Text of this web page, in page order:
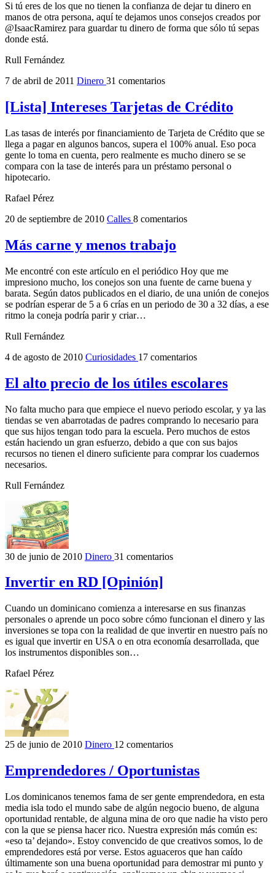
Si tú eres de los que no tienen la confianza de dejar tu dinero en
manos de otra persona, aquí te dejamos unos consejos creados por
@IsaacRamirez para guardar tu dinero de forma que sólo tú sepas
donde está.
Rull Fernández
7 de abril de 2011 Dinero 31 comentarios
[Lista] Intereses Tarjetas de Crédito
Las tasas de interés por financiamiento de Tarjeta de Crédito que se
llega a pagar en algunos bancos, supera el 100% anual. Eso poca
gente lo toma en cuenta, pero realmente es mucho dinero se se
compara con la tase de interés para un préstamo personal o
hipotecario.
Rafael Pérez
20 de septiembre de 2010 Calles 8 comentarios
Más carne y menos trabajo
Me encontré con este artículo en el periódico Hoy que me
impresiono mucho, los conejos son una fuente de carne buena y
barata. Según datos publicados en el diario, de una unión de conejos
se podrían esperar de 5 a 6 crías en un periodo de 30 a 32 días, a ese
ritmo la coneja podría parir y criar…
Rull Fernández
4 de agosto de 2010 Curiosidades 17 comentarios
El alto precio de los útiles escolares
No falta mucho para que empiece el nuevo periodo escolar, y ya las
tiendas se ven abarrotadas de padres comprando lo necesario para
que sus hijos tengan todo para la escuela. Pero muchos de estos
están haciendo un gran esfuerzo, debido a que con sus bajos
recursos no tienen el dinero suficiente para comprar los cuadernos
necesarios.
Rull Fernández
30 de junio de 2010 Dinero 31 comentarios
Invertir en RD [Opinión]
Cuando un dominicano comienza a interesarse en sus finanzas
personales o aprende un poco sobre cómo funcionan el dinero y las
inversiones se topa con la realidad de que invertir en nuestro país no
es igual que invertir en USA o en otra economía desarrollada, que
los instrumentos disponibles son…
Rafael Pérez
25 de junio de 2010 Dinero 12 comentarios
Emprendedores / Oportunistas
Los dominicanos tenemos fama de ser gente emprendedora, en esta
media isla todo el mundo sabe de algún negocio bueno, de alguna
oportunidad rentable, de alguna mina de oro que nadie ha visto pero
con la que se piensa hacer rico. Nuestra expresión más común es:
«eso ta’ dejando». Estoy convencido de que creativos somos, lo de
emprendedores está por verse. Estos aguaceros que han caído
últimamente son una buena oportunidad para demostrar mi punto y